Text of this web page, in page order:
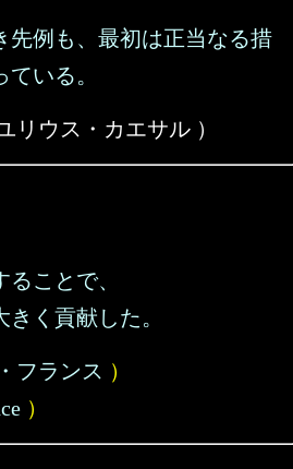
先例も、最初は正当なる措
いる。
リウス・カエサル ）
ことで、
く貢献した。
フランス ）
）